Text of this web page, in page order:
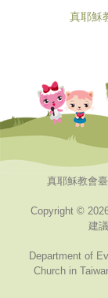
真耶穌
真耶穌教會
Copyright ©
建
Department of
Church in